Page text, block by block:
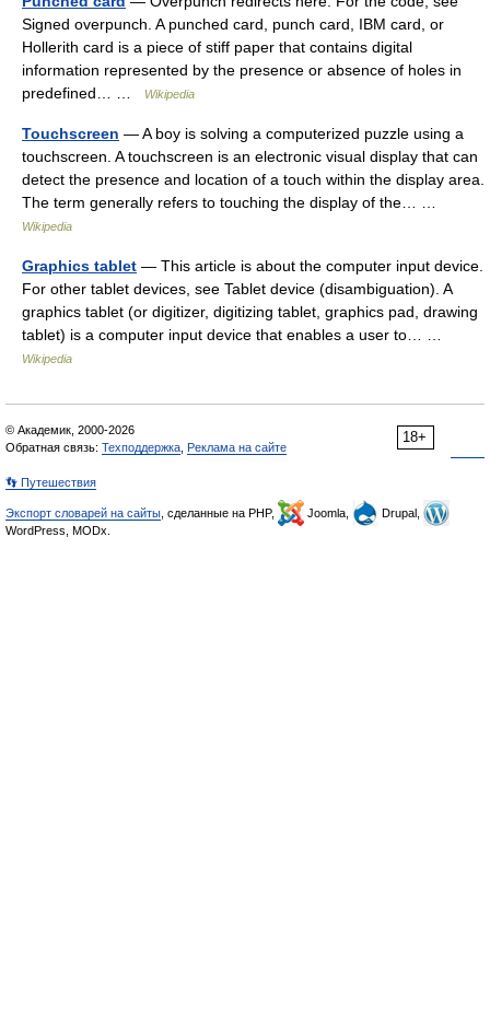
Signed overpunch. A punched card, punch card, IBM card, or
Hollerith card is a piece of stiff paper that contains digital
information represented by the presence or absence of holes in
predefined… …
Wikipedia
Touchscreen — A boy is solving a computerized puzzle using a
touchscreen. A touchscreen is an electronic visual display that can
detect the presence and location of a touch within the display area.
The term generally refers to touching the display of the… …
Wikipedia
Graphics tablet — This article is about the computer input device.
For other tablet devices, see Tablet device (disambiguation). A
graphics tablet (or digitizer, digitizing tablet, graphics pad, drawing
tablet) is a computer input device that enables a user to… …
Wikipedia
18+
© Академик, 2000-2026
Обратная связь: Техподдержка Реклама на сайте
👣 Путешествия
Экспорт словарей на сайты , сделанные на PHP, Joomla,
Drupal,
WordPress, MODx.